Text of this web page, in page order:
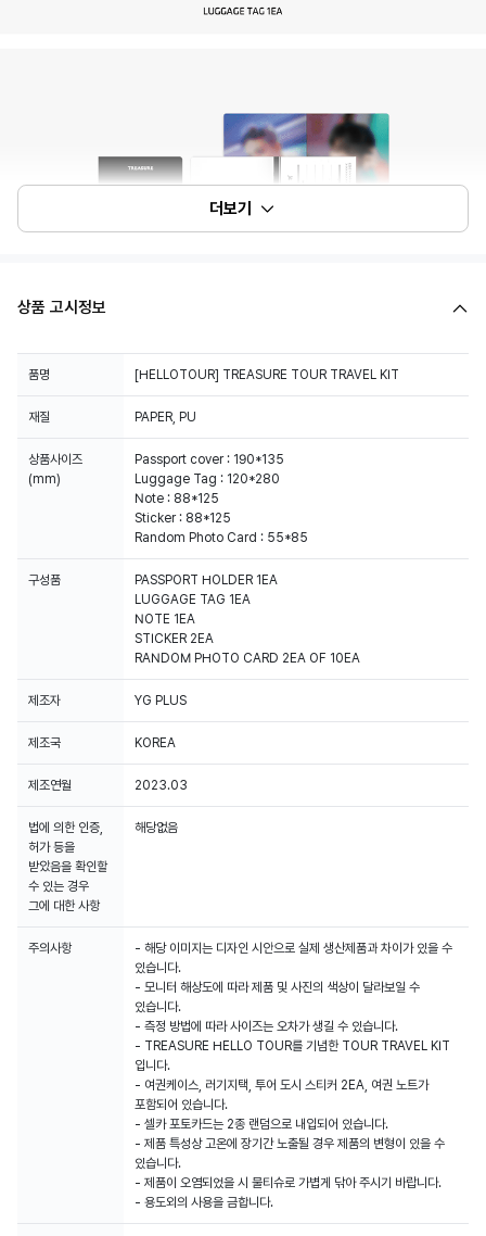
더보기
상품 고시정보
품명 [HELLOTOUR] TREASURE TOUR TRAVEL KIT
재질 PAPER, PU
상품사이즈
(mm)
Passport cover : 190*135
Luggage Tag : 120*280
Note : 88*125
Sticker : 88*125
Random Photo Card : 55*85
구성품
PASSPORT HOLDER 1EA
LUGGAGE TAG 1EA
NOTE 1EA
STICKER 2EA
RANDOM PHOTO CARD 2EA OF 10EA
제조자 YG PLUS
제조국 KOREA
제조연월 2023.03
법에 의한 인증,
허가 등을
받았음을 확인할
수 있는 경우
그에 대한 사항
해당없음
주의사항
- 해당 이미지는 디자인 시안으로 실제 생산제품과 차이가 있을 수
있습니다.
- 모니터 해상도에 따라 제품 및 사진의 색상이 달라보일 수
있습니다.
- 측정 방법에 따라 사이즈는 오차가 생길 수 있습니다.
- TREASURE HELLO TOUR를 기념한 TOUR TRAVEL KIT
입니다.
- 여권케이스, 러기지택, 투어 도시 스티커 2EA, 여권 노트가
포함되어 있습니다.
- 셀카 포토카드는 2종 랜덤으로 내입되어 있습니다.
- 제품 특성상 고온에 장기간 노출될 경우 제품의 변형이 있을 수
있습니다.
- 제품이 오염되었을 시 물티슈로 가볍게 닦아 주시기 바랍니다.
- 용도외의 사용을 금합니다.